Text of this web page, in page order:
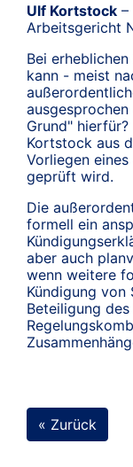
Ulf Kortstock –
Arbeitsgericht
Bei
kann - meist
Grund"
Kortstock aus
Vorliegen
geprüft wird.
Die
formell ein
aber auch
wenn weitere
Kündigung von
Beteiligung
« Zurück